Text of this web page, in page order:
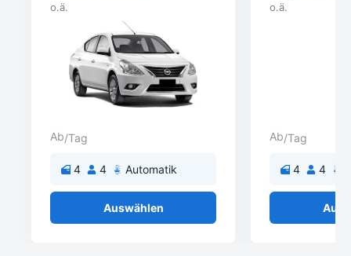
o.ä.
Ab/Tag
4 4 Automatik
Auswählen
o.ä.
Ab/Tag
4 4